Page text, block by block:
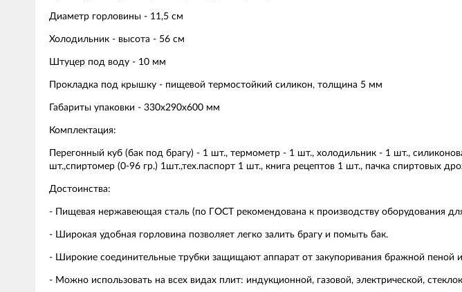
Диаметр горловины - 11,5 см
Холодильник - высота - 56 см
Штуцер под воду - 10 мм
Прокладка под крышку - пищевой термостойкий силикон, толщина 5 мм
Габариты упаковки - 330х290х600 мм
Комплектация:
Перегонный куб (бак под брагу) - 1 шт., термометр - 1 шт., холодильник - 1 шт.,
шт.,спиртомер (0-96 гр.) 1шт.,тех.паспорт 1 шт., книга рецептов 1 шт., пачка спиртовых
Достоинства:
- Пищевая нержавеющая сталь (по ГОСТ рекомендована к производству оборудования
- Широкая удобная горловина позволяет легко залить брагу и помыть бак.
- Широкие соединительные трубки защищают аппарат от закупоривания бражной пеной
- Можно использовать на всех видах плит: индукционной, газовой, электрической,